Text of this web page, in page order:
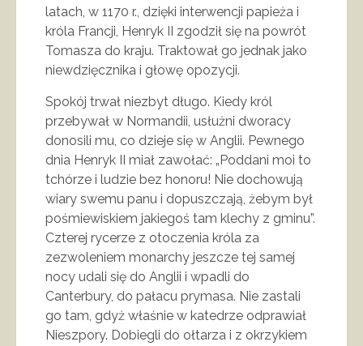
latach, w 1170 r., dzięki interwencji papieża i
króla Francji, Henryk II zgodził się na powrót
Tomasza do kraju. Traktował go jednak jako
niewdzięcznika i głowę opozycji.
Spokój trwał niezbyt długo. Kiedy król
przebywał w Normandii, usłużni dworacy
donosili mu, co dzieje się w Anglii. Pewnego
dnia Henryk II miał zawołać: „Poddani moi to
tchórze i ludzie bez honoru! Nie dochowują
wiary swemu panu i dopuszczają, żebym był
pośmiewiskiem jakiegoś tam klechy z gminu”.
Czterej rycerze z otoczenia króla za
zezwoleniem monarchy jeszcze tej samej
nocy udali się do Anglii i wpadli do
Canterbury, do pałacu prymasa. Nie zastali
go tam, gdyż właśnie w katedrze odprawiał
Nieszpory. Dobiegli do ołtarza i z okrzykiem